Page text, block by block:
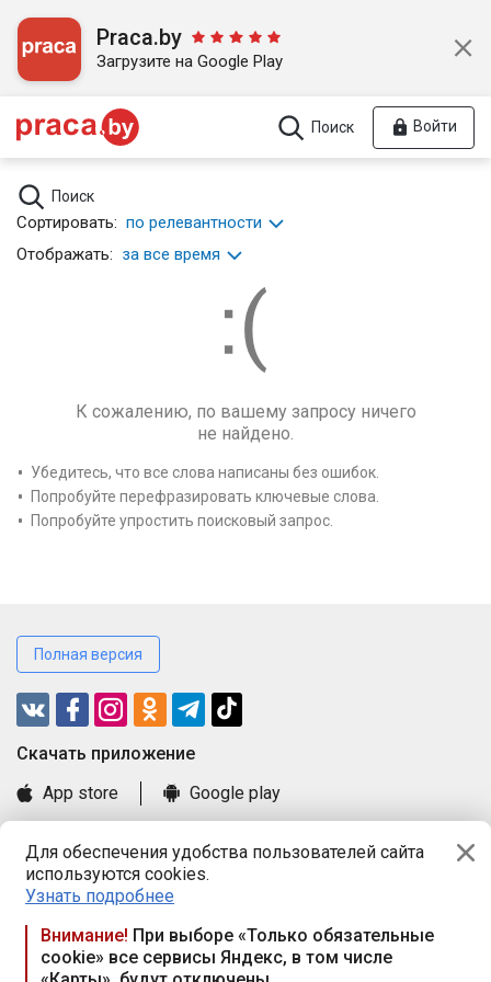
Для обеспечения удобства пользователей сайта
используются cookies.
Узнать подробнее
Внимание! При выборе «Только обязательные
cookie» все сервисы Яндекс, в том числе
Praca.by
Загрузите на Google Play
Поиск Войти
Поиск
Сортировать: по релевантности
Отображать: за все время
К сожалению, по вашему запросу ничего
не найдено.
Убедитесь, что все слова написаны без ошибок.
Попробуйте перефразировать ключевые слова.
Попробуйте упростить поисковый запрос.
Полная версия
Cкачать приложение
App store
Google play
Книга замечаний и предложений
Правила и документы
Praca.by © 2000—2026, ООО «ПРАЦА БАЙ»
Республика Беларусь, 220114, г. Минск, пр-т Независимости
117а, пом. № 9.